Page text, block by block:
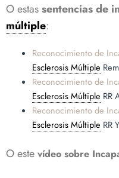
O estassentencias de
múltiple:
Reconocimiento de
Esclerosis Múltiple
Reconocimiento de
Esclerosis Múltiple RR
Reconocimiento de
Esclerosis Múltiple RR
O este vídeo sobre